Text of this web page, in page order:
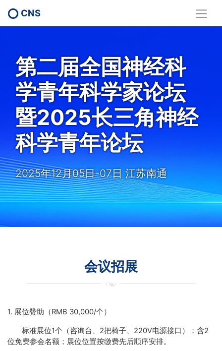
CNS
第二届全国神经科
学青年科学家论坛
暨2025长三角神经
科学青年论坛
2025年12月05日-07日 江苏南通
会议招展
1. 展位赞助（RMB 30,000/个）
标准展位1个（咨询台、 2把椅子、 220V电源接口）；含2
位免费参会名额；展位位置按缴费先后顺序安排。